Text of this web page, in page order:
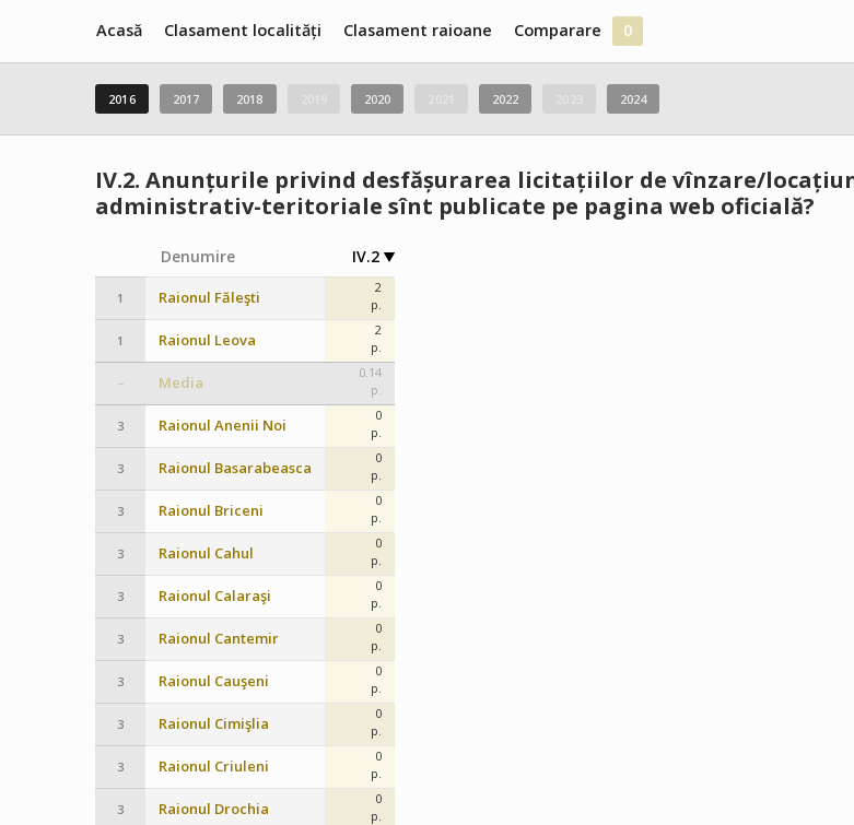
Acasă Clasament localități Clasament raioane Comparare 0
2016 2017 2018 2020 2022 2024
IV.2.Anunțurile privind desfășurarea licitațiilor de vînzare/
administrativ-teritoriale sînt publicate pe pagina web oficială?
Denumire IV.2
1 Raionul Făleşti
2
p.
1 Raionul Leova
2
p.
– Media
0.14
p.
3 Raionul Anenii Noi
0
p.
3 Raionul Basarabeasca
0
p.
3 Raionul Briceni
0
p.
3 Raionul Cahul
0
p.
3 Raionul Calaraşi
0
p.
3 Raionul Cantemir
0
p.
3 Raionul Cauşeni
0
p.
3 Raionul Cimişlia
0
p.
3 Raionul Criuleni
0
p.
3 Raionul Drochia
0
p.